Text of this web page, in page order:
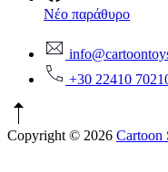
Νέο παράθυρο
+30 22410
Copyright © 2026 Cartoon